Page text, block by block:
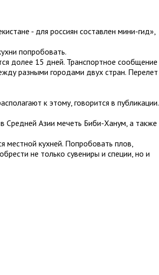
- для россиян составлен мини-гид»,
попробовать.
долее 15 дней. Транспортное сообщение
разными городами двух стран. Перелет
к этому, говорится в публикации.
Средней Азии мечеть Биби-Ханум, а также
местной кухней. Попробовать плов,
не только сувениры и специи, но и